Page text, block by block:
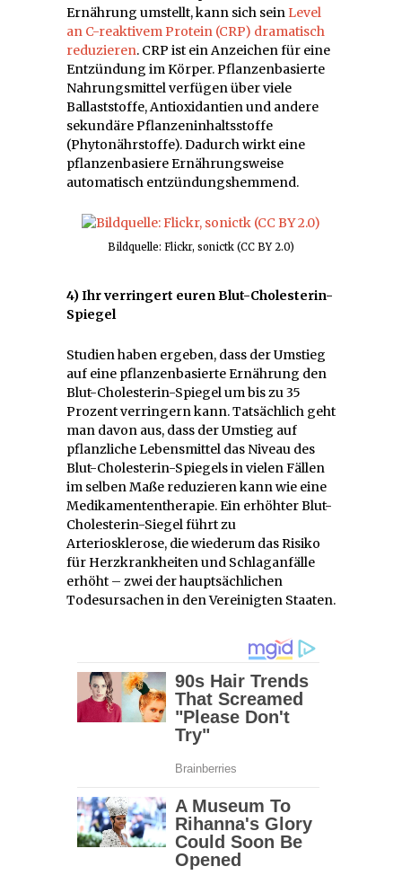
Ernährung umstellt, kann sich sein Level
an C-reaktivem Protein (CRP) dramatisch
reduzieren. CRP ist ein Anzeichen für eine
Entzündung im Körper. Pflanzenbasierte
Nahrungsmittel verfügen über viele
Ballaststoffe, Antioxidantien und andere
sekundäre Pflanzeninhaltsstoffe
(Phytonährstoffe). Dadurch wirkt eine
pflanzenbasiere Ernährungsweise
automatisch entzündungshemmend.
Bildquelle: Flickr, sonictk (CC BY 2.0)
4) Ihr verringert euren Blut-Cholesterin-
Spiegel
Studien haben ergeben, dass der Umstieg
auf eine pflanzenbasierte Ernährung den
Blut-Cholesterin-Spiegel um bis zu 35
Prozent verringern kann. Tatsächlich geht
man davon aus, dass der Umstieg auf
pflanzliche Lebensmittel das Niveau des
Blut-Cholesterin-Spiegels in vielen Fällen
im selben Maße reduzieren kann wie eine
Medikamententherapie. Ein erhöhter Blut-
Cholesterin-Siegel führt zu
Arteriosklerose, die wiederum das Risiko
für Herzkrankheiten und Schlaganfälle
erhöht – zwei der hauptsächlichen
Todesursachen in den Vereinigten Staaten.